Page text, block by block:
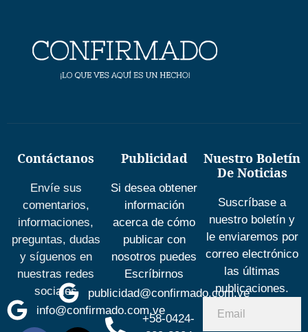
Contáctanos
Envíe sus
comentarios,
informaciones,
preguntas, dudas
y síguenos en
nuestras redes
sociales
info@confirmado.com.ve
Publicidad
Si desea obtener
información
acerca de cómo
publicar con
nosotros puedes
Escríbirnos
publicidad@confirmado.com.ve
+58-0424-
Nuestro Boletín
De Noticias
Suscríbase a
nuestro boletín y
le enviaremos por
correo electrónico
las últimas
publicaciones.